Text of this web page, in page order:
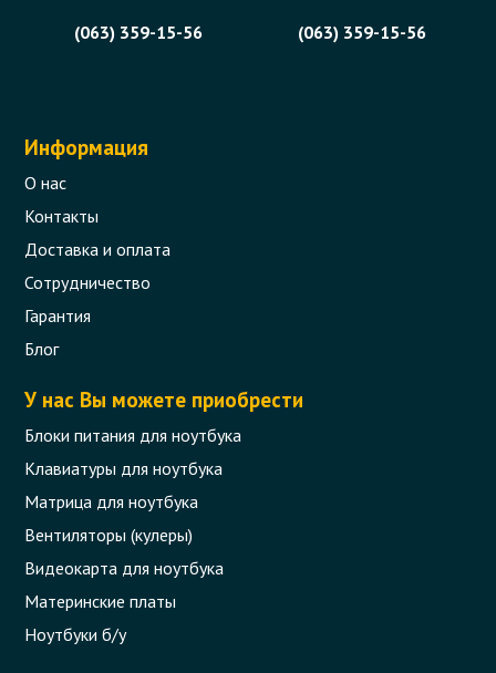
(063) 359-15-56
(063) 359-15-56
Информация
О нас
Контакты
Доставка и оплата
Сотрудничество
Гарантия
Блог
У нас Вы можете приобрести
Блоки питания для ноутбука
Клавиатуры для ноутбука
Матрица для ноутбука
Вентиляторы (кулеры)
Видеокарта для ноутбука
Материнские платы
Ноутбуки б/у